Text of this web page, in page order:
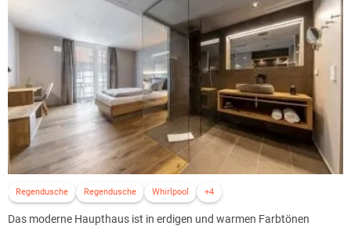
Regendusche Regendusche Whirlpool +4
Das moderne Haupthaus ist in erdigen und warmen Farbtönen